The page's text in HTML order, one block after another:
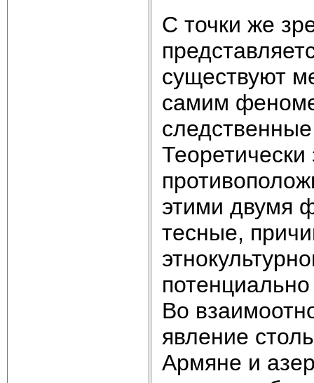
С точки же
существуют
самим
этими двумя
тесные,
Во
явление
Армяне и